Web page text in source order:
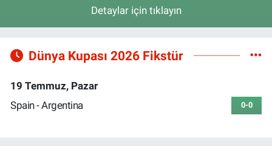
Detaylar için tıklayın
Dünya Kupası 2026 Fikstür
19 Temmuz, Pazar
Spain - Argentina
0-0